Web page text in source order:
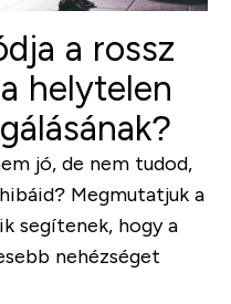
a rossz
helytelen
jó, de nem tudod,
Megmutatjuk a
segítenek, hogy a
nehézséget